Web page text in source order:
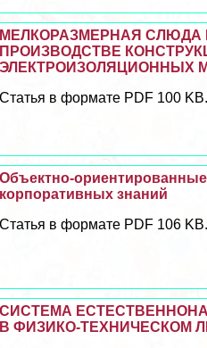
МЕЛКОРАЗМЕРНАЯ СЛЮДА
ПРОИЗВОДСТВЕ
ЭЛЕКТРОИЗОЛЯЦИОННЫХ
Статья в формате PDF 100
Объектно-
корпоративных знаний
Статья в формате PDF 106
СИСТЕМА
В ФИЗИКО-ТЕХНИЧЕСКОМ